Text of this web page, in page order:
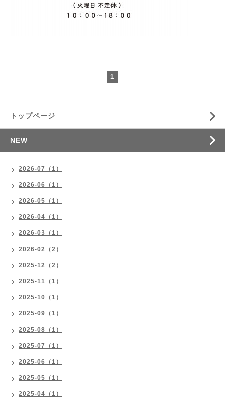
1
トップページ
NEW
2026-07（1）
2026-06（1）
2026-05（1）
2026-04（1）
2026-03（1）
2026-02（2）
2025-12（2）
2025-11（1）
2025-10（1）
2025-09（1）
2025-08（1）
2025-07（1）
2025-06（1）
2025-05（1）
2025-04（1）